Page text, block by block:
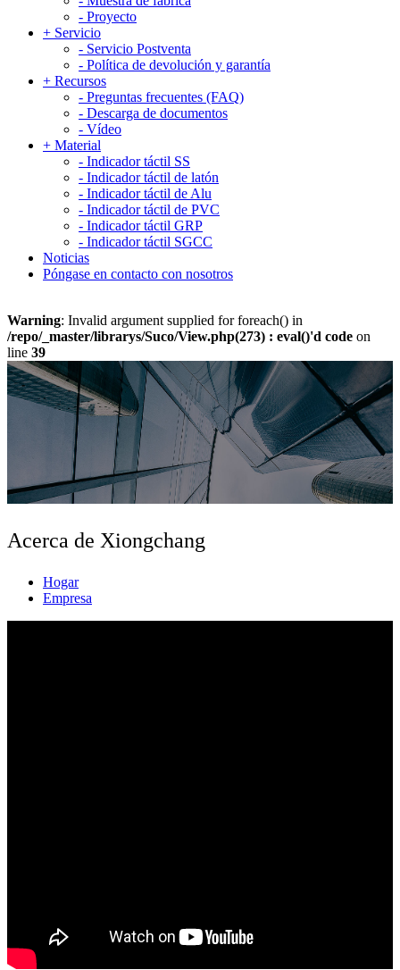
- Proyecto
+ Servicio
- Servicio Postventa
- Política de devolución y garantía
+ Recursos
- Preguntas frecuentes (FAQ)
- Descarga de documentos
- Vídeo
+ Material
- Indicador táctil SS
- Indicador táctil de latón
- Indicador táctil de Alu
- Indicador táctil de PVC
- Indicador táctil GRP
- Indicador táctil SGCC
Noticias
Póngase en contacto con nosotros
Warning: Invalid argument supplied for foreach() in
/repo/_master/librarys/Suco/View.php(273) : eval()'d code on
line 39
Acerca de Xiongchang
Hogar
Empresa